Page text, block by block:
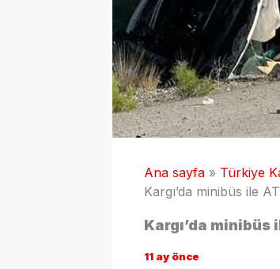
Ana sayfa Türkiye
Kargı’da minibüs ile
Kargı’da minibüs
11 ay önce